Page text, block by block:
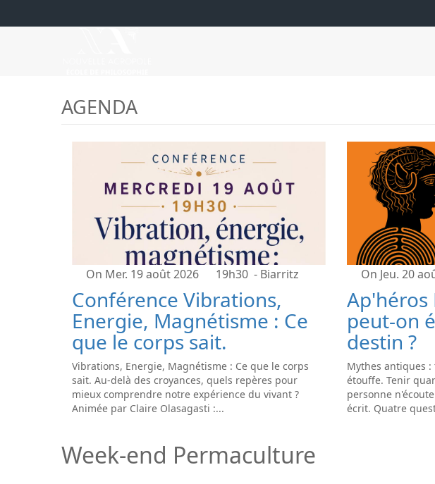
AGENDA
On Mer. 19 août 2026 19h30 - Biarritz
Conférence Vibrations,
Energie, Magnétisme : Ce
que le corps sait.
Vibrations, Energie, Magnétisme : Ce que le corps
sait. Au-delà des croyances, quels repères pour
mieux comprendre notre expérience du vivant ?
Animée par Claire Olasagasti :...
On Jeu. 20
Ap'héros
peut-on
destin ?
Mythes antiques :
étouffe. Tenir
personne
écrit. Quatre
Week-end Permaculture